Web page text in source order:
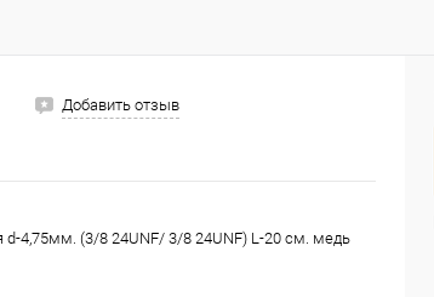
Добавить отзыв
d-4,75мм. (3/8 24UNF/ 3/8 24UNF) L-20 см. медь